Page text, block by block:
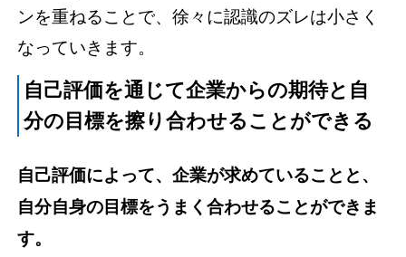
ンを重ねることで、徐々に認識のズレは小さく
なっていきます。
自己評価を通じて企業からの期待と自
分の目標を擦り合わせることができる
自己評価によって、企業が求めていることと、
自分自身の目標をうまく合わせることができま
す。